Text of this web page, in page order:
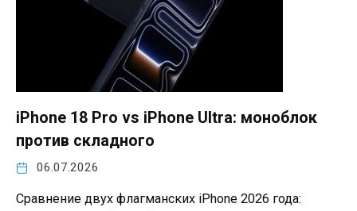
iPhone 18 Pro vs iPhone Ultra: моноблок
против складного
06.07.2026
Сравнение двух флагманских iPhone 2026 года: